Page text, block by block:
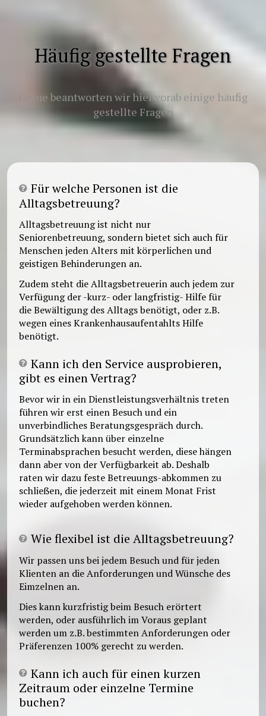
Häufig gestellte Fragen
Gerne beantworten wir hier vorab einige häufig
gestellte Fragen
Für welche Personen ist die
Alltagsbetreuung?
Alltagsbetreuung ist nicht nur
Seniorenbetreuung, sondern bietet sich auch für
Menschen jeden Alters mit körperlichen und
geistigen Behinderungen an.
Zudem steht die Alltagsbetreuerin auch jedem zur
Verfügung der -kurz- oder langfristig- Hilfe für
die Bewältigung des Alltags benötigt, oder z.B.
wegen eines Krankenhausaufentahlts Hilfe
benötigt.
Kann ich den Service ausprobieren,
gibt es einen Vertrag?
Bevor wir in ein Dienstleistungsverhältnis treten
führen wir erst einen Besuch und ein
unverbindliches Beratungsgespräch durch.
Grundsätzlich kann über einzelne
Terminabsprachen besucht werden, diese hängen
dann aber von der Verfügbarkeit ab. Deshalb
raten wir dazu feste Betreuungs-abkommen zu
schlieẞen, die jederzeit mit einem Monat Frist
wieder aufgehoben werden können.
Wie flexibel ist die Alltagsbetreuung?
Wir passen uns bei jedem Besuch und für jeden
Klienten an die Anforderungen und Wünsche des
Eimzelnen an.
Dies kann kurzfristig beim Besuch erörtert
werden, oder ausführlich im Voraus geplant
werden um z.B. bestimmten Anforderungen oder
Präferenzen 100% gerecht zu werden.
Kann ich auch für einen kurzen
Zeitraum oder einzelne Termine
buchen?